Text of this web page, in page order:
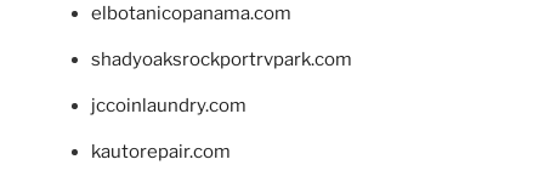
elbotanicopanama.com
shadyoaksrockportrvpark.com
jccoinlaundry.com
kautorepair.com